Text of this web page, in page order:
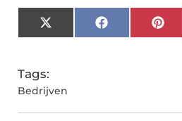
X
(Twitter)
Facebook
Tags:
Bedrijven